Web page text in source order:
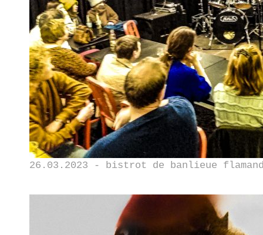
26.03.2023 - bistrot de banlieue